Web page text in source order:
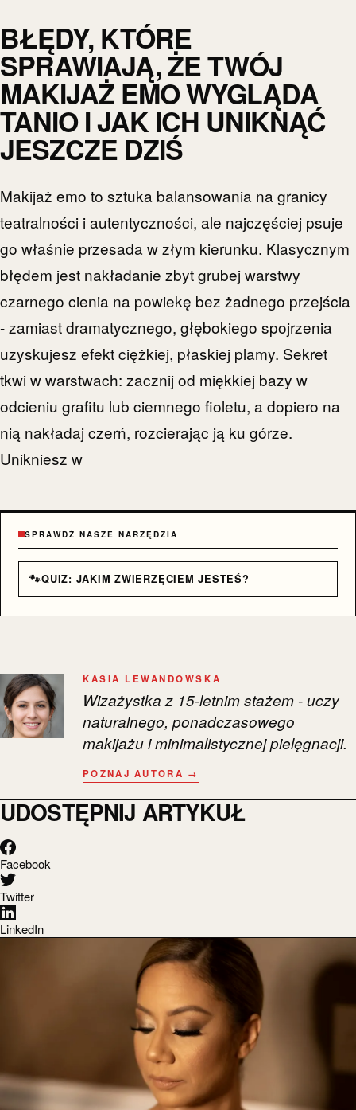
BŁĘDY, KTÓRE
SPRAWIAJĄ, ŻE TWÓJ
MAKIJAŻ EMO WYGLĄDA
TANIO I JAK ICH UNIKNĄĆ
JESZCZE DZIŚ
Makijaż emo to sztuka balansowania na granicy
teatralności i autentyczności, ale najczęściej psuje
go właśnie przesada w złym kierunku. Klasycznym
błędem jest nakładanie zbyt grubej warstwy
czarnego cienia na powiekę bez żadnego przejścia
- zamiast dramatycznego, głębokiego spojrzenia
uzyskujesz efekt ciężkiej, płaskiej plamy. Sekret
tkwi w warstwach: zacznij od miękkiej bazy w
odcieniu grafitu lub ciemnego fioletu, a dopiero na
nią nakładaj czerń, rozcierając ją ku górze.
Unikniesz w
SPRAWDŹ NASZE NARZĘDZIA
🐾QUIZ: JAKIM ZWIERZĘCIEM JESTEŚ?
KASIA LEWANDOWSKA
Wizażystka z 15-letnim stażem - uczy
naturalnego, ponadczasowego
makijażu i minimalistycznej pielęgnacji.
POZNAJ AUTORA →
UDOSTĘPNIJ ARTYKUŁ
Facebook
Twitter
LinkedIn